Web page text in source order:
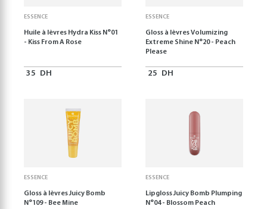
ESSENCE
Huile à lèvres Hydra Kiss N°01
- Kiss From A Rose
35 DH
ESSENCE
Gloss à lèvres Volumizing
Extreme Shine N°20 - Peach
Please
25 DH
ESSENCE
Gloss à lèvres Juicy Bomb
N°109 - Bee Mine
ESSENCE
Lipgloss Juicy Bomb Plumping
N°04 - Blossom Peach